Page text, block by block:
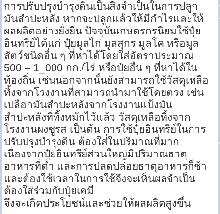
การปรับปรุงบำรุงดินเป็นสิ่งจำเป็นในการปลูก
มันสำปะหลัง หากจะปลูกแล้วให้มีกำไรและให้
ผลผลิตอย่างยั่งยืน ปัจจุบันเกษตรกรนิยมใช้ปุ๋ย
อินทรีย์ได้แก่ ปุ๋ยมูลไก่ มูลสุกร มูลโค หรือมูล
สัตว์ชนิดอื่น ๆ ที่หาได้โดยใส่อัตราประมาณ
500 – 1_000 กก./ไร่ หรือปุ๋ยอื่น ๆ ที่หาได้ใน
ท้องถิ่น เช่นนอกจากนั้นยังสามารถใช้วัสดุเหลือ
ทิ้งจากโรงงานที่สามารถนำมาใช้โดยตรง เช่น
เปลือกมันสำปะหลังจากโรงงานแป้งมัน
สำปะหลังที่ทิ้งหมักไว้แล้ว วัสดุเหลือทิ้งจาก
โรงงานผงชูรส เป็นต้น การใช้ปุ๋ยอินทรีย์ในการ
ปรับปรุงบำรุงดิน ต้องใส่่ในปริมาณที่มาก
เนื่องจากปุ๋ยอินทรีย์ส่วนใหญ่มีปริมาณธาตุ
อาหารที่ต่ำ และการปลดปล่อยธาตุอาหารก็ช้า
และต้องใช้เวลาในการใช้จึงจะเห็นผลจำเป็น
ต้องใส่ร่วมกับปุ๋ยเคมี
จึงจะเกิดประโยชน์และช่วยให้ผลผลิตสูงขึ้น